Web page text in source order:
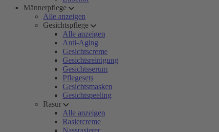
Männerpflege
Alle anzeigen
Gesichtspflege
Alle anzeigen
Anti-Aging
Gesichtscreme
Gesichtsreinigung
Gesichtsserum
Pflegesets
Gesichtsmasken
Gesichtspeeling
Rasur
Alle anzeigen
Rasiercreme
Nassrasierer